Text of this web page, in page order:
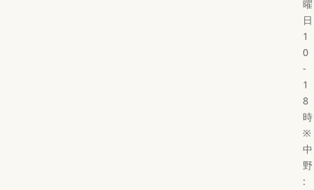
曜
日
1
0
-
1
8
時
※
中
野
: